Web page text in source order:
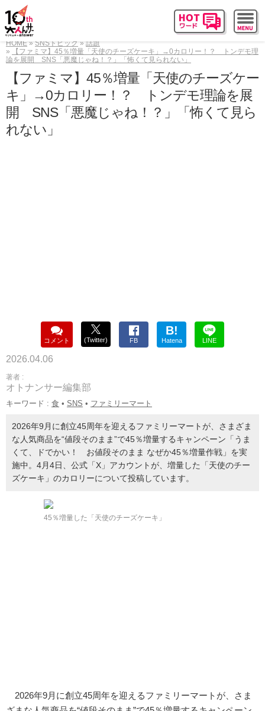
HOME SNSトピック
話題
【ファミマ】45％増量「天使のチーズケーキ」→0カロリー！？ トンデモ理
論を展開 SNS「悪魔じゃね！？」「怖くて見られない」
【ファミマ】45％増量「天使のチーズケー
キ」→0カロリー！？ トンデモ理論を展
開 SNS「悪魔じゃね！？」「怖くて見ら
れない」
コメント (Twitter) FB
B!
Hatena LINE
2026.04.06
著者 :
オトナンサー編集部
キーワード : 食 • SNS • ファミリーマート
2026年9月に創立45周年を迎えるファミリーマートが、さまざま
な人気商品を“値段そのまま”で45％増量するキャンペーン「うま
くて、ドでかい！ お値段そのまま なぜか45％増量作戦」を実
施中。4月4日、公式「X」アカウントが、増量した「天使のチー
ズケーキ」のカロリーについて投稿しています。
45％増量した「天使のチーズケーキ」
2026年9月に創立45周年を迎えるファミリーマートが、さま